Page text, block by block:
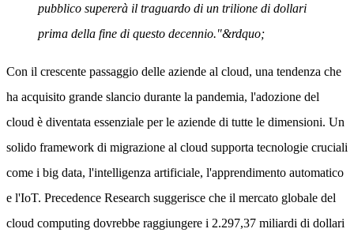
pubblico supererà il traguardo di un trilione di dollari
prima della fine di questo decennio."&rdquo;
Con il crescente passaggio delle aziende al cloud, una tendenza che
ha acquisito grande slancio durante la pandemia, l'adozione del
cloud è diventata essenziale per le aziende di tutte le dimensioni. Un
solido framework di migrazione al cloud supporta tecnologie cruciali
come i big data, l'intelligenza artificiale, l'apprendimento automatico
e l'IoT. Precedence Research suggerisce che il mercato globale del
cloud computing dovrebbe raggiungere i 2.297,37 miliardi di dollari